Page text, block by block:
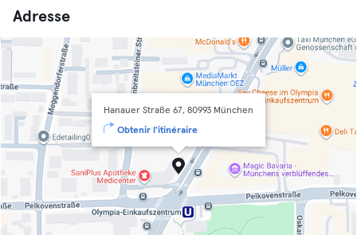
Adresse
Hanauer Straße 67, 80993 München
Obtenir l'itinéraire